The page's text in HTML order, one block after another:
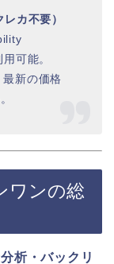
カ不要）
可能。
新の価格
ワンの総
析・バックリ